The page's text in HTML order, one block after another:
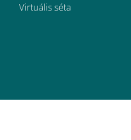
Virtuális séta